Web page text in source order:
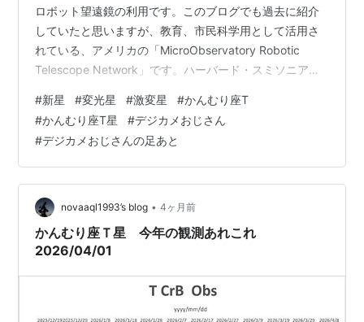
ロボット望遠鏡の利用です。このブログでも過去に紹介
していたと思いますが、教育、市民科学用として活用さ
れている、アメリカの「MicroObservatory Robotic
Telescope Network」です。ハーバード・スミソニアン
ップル天文台やマサチューセッツ州ケンブリッジのハー
バード大学天文台など、天体物理学センターに所属する
各天文台に設置されています。デフォルトの撮影メニュ
ーの中に、爆発までついに半年をきった？「かんむり座T
星」があるのでリクエストをすれば、翌日には撮影した
画像のリン…
#新星 #変光星 #激変星 #かんむり座T
#かんむり座T星 #デジカメおじさん
#デジカメおじさんの足あと
novaaql1993’s blog • 4ヶ月前
かんむり座Ｔ星 今年の観測あれこれ
2026/04/01